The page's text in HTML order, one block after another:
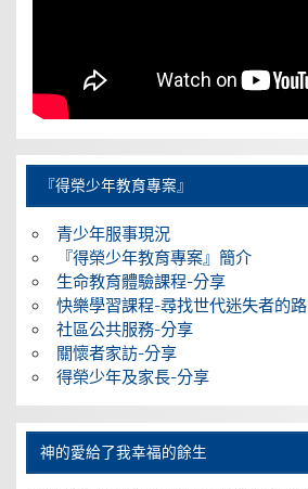
『得榮少年教育專案』
青少年服事現況
『得榮少年教育專案』簡介
生命教育體驗課程-分享
快樂學習課程-尋找世代迷失者的路
社區公共服務-分享
關懷者家訪-分享
得榮少年及家長-分享
神的愛給了我幸福的餘生